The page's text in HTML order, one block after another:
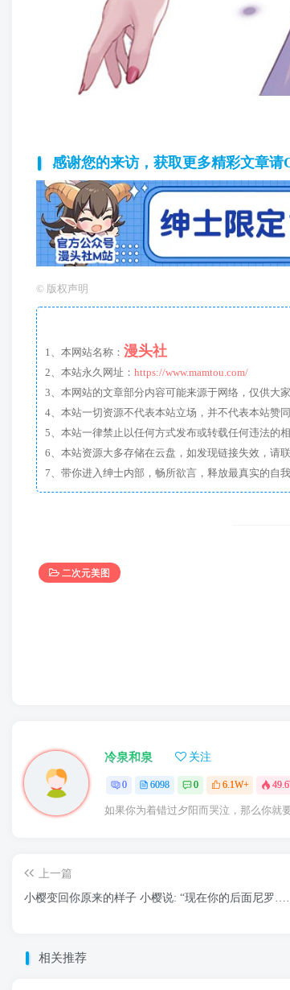
感谢您的来访，获取更多精彩文章请
© 版权声明
1、本网站名称： 漫头社
2、本站永久网址： https://www.mamtou.com/
3、本网站的文章部分内容可能来源于网络，仅供大
4、本站一切资源不代表本站立场，并不代表本站赞
5、本站一律禁止以任何方式发布或转载任何违法的
6、本站资源大多存储在云盘，如发现链接失效，请
二次元美图
冷泉和泉 关注
0 6098 0 6.1W+
如果你为着错过夕阳而哭泣，那么你就
上一篇
小樱变回你原来的样子 小樱说: “现在你的后面尼罗
相关推荐